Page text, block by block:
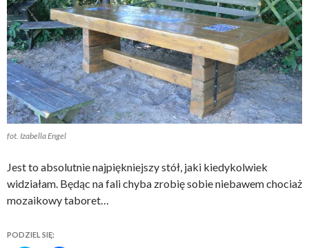
fot. Izabella Engel
Jest to absolutnie najpiękniejszy stół, jaki kiedykolwiek
widziałam. Będąc na fali chyba zrobię sobie niebawem chociaż
mozaikowy taboret…
PODZIEL SIĘ: